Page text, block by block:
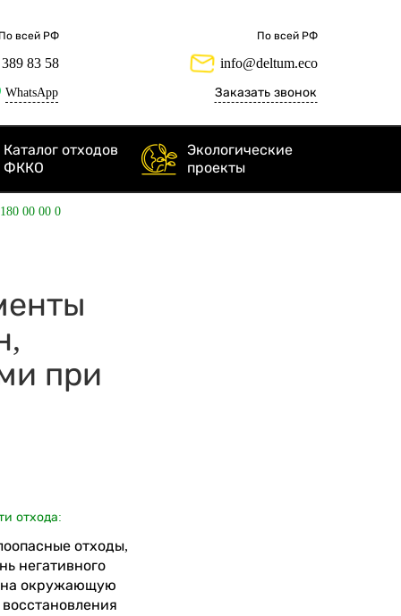
По всей РФ
83 58
WhatsApp
По всей РФ
info@deltum.eco
Заказать звонок
Каталог отходов
ФККО
Экологические
проекты
00 00 0
при
отхода:
отходы,
негативного
на окружающую